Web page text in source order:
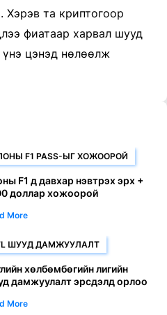
та криптогоор
фиатаар харвал шууд
цэнэд нөлөөлж
F1 PASS-ЫГ ХОЖООРОЙ
F1 д давхар нэвтрэх эрх +
доллар хожоорой
More
ШУУД ДАМЖУУЛАЛТ
хөлбөмбөгийн лигийн
дамжуулалт эрсдэлд орлоо
More